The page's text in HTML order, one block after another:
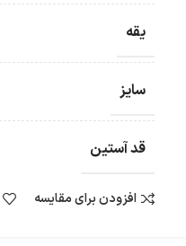
یقه
سایز
قد آستین
افزودن برای مقایسه
ضمانت اصالت کالا